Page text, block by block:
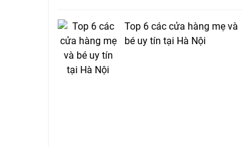
Top 6 các cửa hàng mẹ và
bé uy tín tại Hà Nội